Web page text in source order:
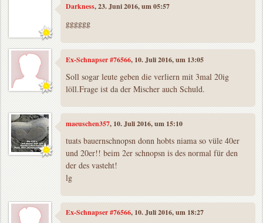
Darkness, 23. Juni 2016, um 05:57
gggggg
Ex-Schnapser #76566, 10. Juli 2016, um 13:05
Soll sogar leute geben die verliern mit 3mal 20ig
löll.Frage ist da der Mischer auch Schuld.
maeuschen357, 10. Juli 2016, um 15:10
tuats bauernschnopsn donn hobts niama so vüle 40er
und 20er!! beim 2er schnopsn is des normal für den
der des vasteht!
lg
Ex-Schnapser #76566, 10. Juli 2016, um 18:27